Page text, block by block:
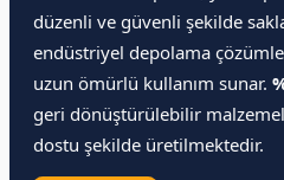
düzenli ve güvenli şekilde
endüstriyel depolama
uzun ömürlü kullanım sunar.
geri dönüştürülebilir
dostu şekilde üretilmektedir.